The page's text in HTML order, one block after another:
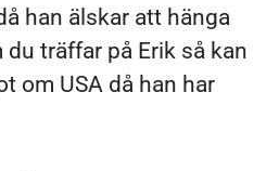
han älskar att hänga
du träffar på Erik så kan
om USA då han har